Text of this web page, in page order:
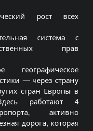
рост всех
система с
прав
— через страну
стран Европы в
работают 4
активно
дорога, которая